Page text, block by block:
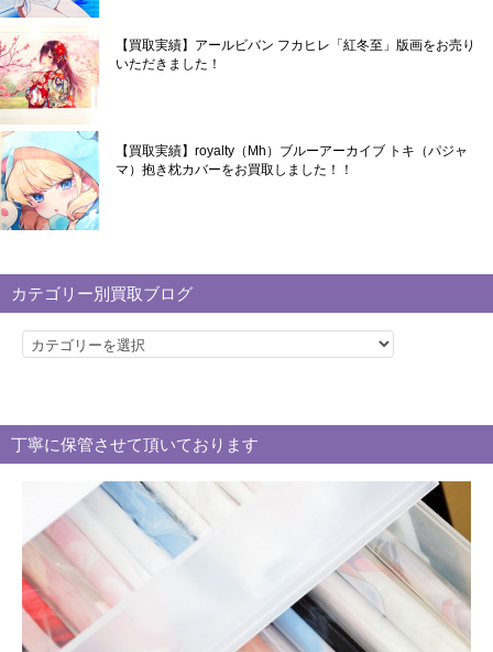
【買取実績】アールビバン フカヒレ「紅冬至」版画をお売り
いただきました！
【買取実績】royalty（Mh）ブルーアーカイブ トキ（パジャ
マ）抱き枕カバーをお買取しました！！
カテゴリー別買取ブログ
カ
リ
ー
ロ
グ
丁寧に保管させて頂いております